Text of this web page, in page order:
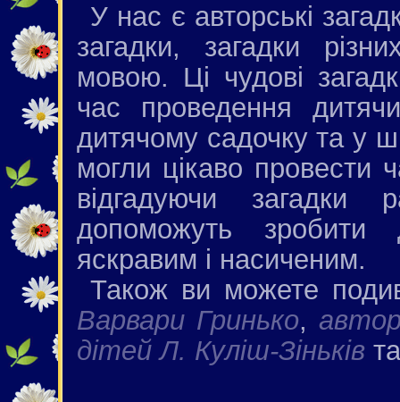
У нас є авторські
загадки, загадки
мовою. Ці чудові
час проведення
дитячому садочку та у
могли цікаво провести
відгадуючи
допоможуть зробити
яскравим і насиченим.
Також ви можете
Варвари Гринько,
дітей Л. Куліш-Зіньків